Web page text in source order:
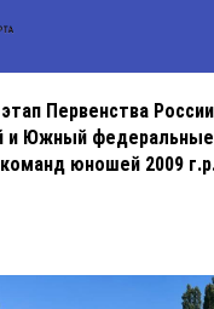
Первенства
и Южный федеральные
команд юношей 2009